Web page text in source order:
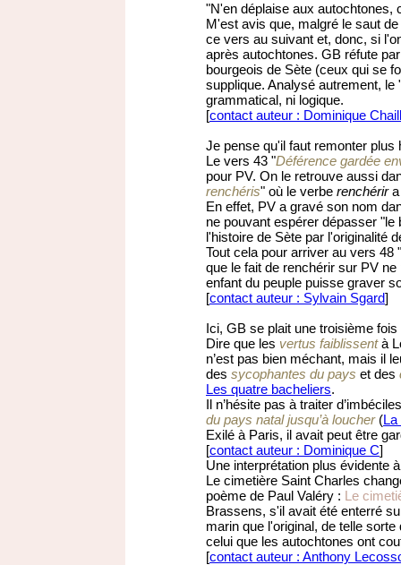
"N'en déplaise aux autochtones,
M'est avis que, malgré le saut
ce vers au suivant et, donc, si
après autochtones. GB réfute
bourgeois de Sète (ceux qui se
supplique. Analysé autrement,
grammatical, ni logique.
[contact auteur : Dominique
Je pense qu'il faut remonter
Le vers 43 "Déférence gardée
pour PV. On le retrouve aussi
renchéris" où le verbe renchérira
En effet, PV a gravé son nom
ne pouvant espérer dépasser
l'histoire de Sète par l'originalité
Tout cela pour arriver au vers 48 "
que le fait de renchérir sur PV
enfant du peuple puisse graver
[contact auteur : Sylvain Sgard]
Ici, GB se plait une troisième
Dire que les vertus faiblissentà
n’est pas bien méchant, mais il
des sycophantes du pays et des
Les quatre bacheliers.
Il n’hésite pas à traiter
du pays natal jusqu’à loucher(La
Exilé à Paris, il avait peut être
[contact auteur : Dominique C]
Une interprétation plus évidente
Le cimetière Saint Charles
poème de Paul Valéry : Le
Brassens, s'il avait été enterré
marin que l'original, de telle
celui que les autochtones ont
[contact auteur : Anthony